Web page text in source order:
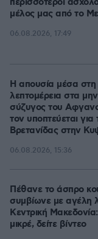
περισσότεροι
μέλος μας από το
06.08.2026, 17:49
Η απουσία μέσα στη
λεπτομέρεια στα
σύζυγος του
τον υποπτεύεται
Βρετανίδας στην
06.08.2026, 15:36
Πέθανε το άσπρο
συμβίωνε με αγέλη
Κεντρική
μικρέ, δείτε βίντεο